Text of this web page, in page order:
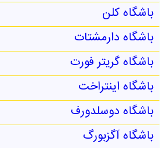
باشگاه کلن
باشگاه دارمشتات
باشگاه گریتر فورت
باشگاه اینتراخت
باشگاه دوسلدورف
باشگاه آگزبورگ